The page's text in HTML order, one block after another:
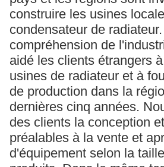
construire les usines
condensateur de
compréhension de
aidé les clients étrangers
usines de radiateur et à
de production dans la
dernières cinq années.
des clients la conception
préalables à la vente et
d'équipement selon la